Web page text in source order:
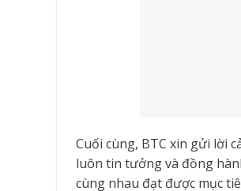
Cuối cùng, BTC xin gửi lời
luôn tin tưởng và đồng
cùng nhau đạt được mục